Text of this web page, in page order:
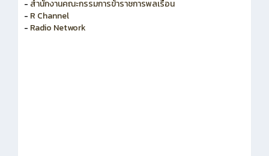
- สำนักงานคณะกรรมการข้าราชการพลเรือน
- R Channel
- Radio Network